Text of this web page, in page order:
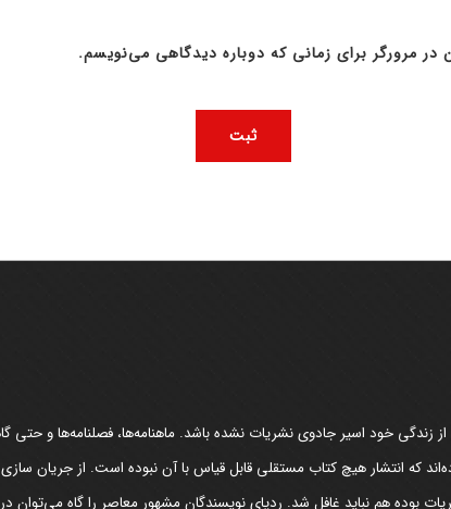
در مرورگر برای زمانی که دوباره دیدگاهی می‌نویسم.
خود اسیر جادوی نشریات نشده باشد. ماهنامه‌ها، فصلنامه‌ها و حتی
که انتشار هیچ کتاب مستقلی قابل قیاس با آن نبوده است. از جریان
بوده هم نباید غافل شد. ردپای نویسندگان مشهور معاصر را گاه می‌توان